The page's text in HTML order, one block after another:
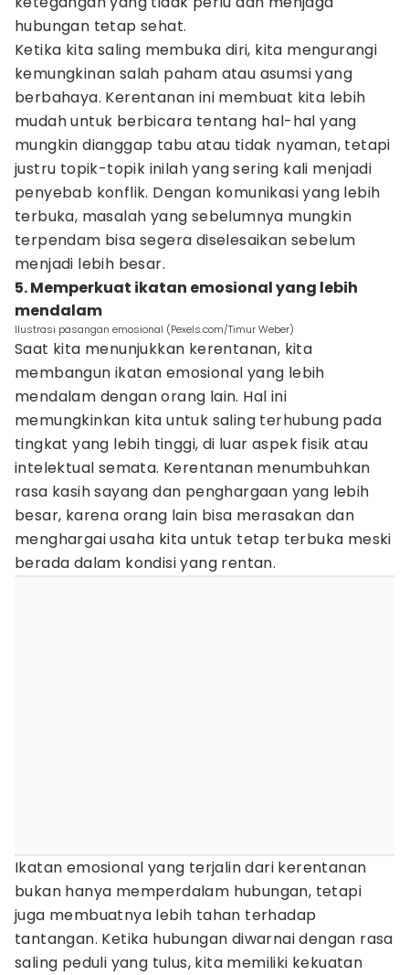
hubungan tetap sehat.
Ketika kita saling membuka diri, kita mengurangi
kemungkinan salah paham atau asumsi yang
berbahaya. Kerentanan ini membuat kita lebih
mudah untuk berbicara tentang hal-hal yang
mungkin dianggap tabu atau tidak nyaman, tetapi
justru topik-topik inilah yang sering kali menjadi
penyebab konflik. Dengan komunikasi yang lebih
terbuka, masalah yang sebelumnya mungkin
terpendam bisa segera diselesaikan sebelum
menjadi lebih besar.
5. Memperkuat ikatan emosional yang lebih
mendalam
Ilustrasi pasangan emosional (Pexels.com/Timur Weber)
Saat kita menunjukkan kerentanan, kita
membangun ikatan emosional yang lebih
mendalam dengan orang lain. Hal ini
memungkinkan kita untuk saling terhubung pada
tingkat yang lebih tinggi, di luar aspek fisik atau
intelektual semata. Kerentanan menumbuhkan
rasa kasih sayang dan penghargaan yang lebih
besar, karena orang lain bisa merasakan dan
menghargai usaha kita untuk tetap terbuka meski
berada dalam kondisi yang rentan.
Ikatan emosional yang terjalin dari kerentanan
bukan hanya memperdalam hubungan, tetapi
juga membuatnya lebih tahan terhadap
tantangan. Ketika hubungan diwarnai dengan rasa
saling peduli yang tulus, kita memiliki kekuatan